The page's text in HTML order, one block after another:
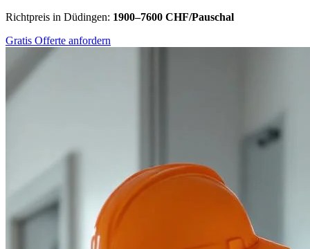
Richtpreis in Düdingen: 1900–7600 CHF/Pauschal
Gratis Offerte anfordern